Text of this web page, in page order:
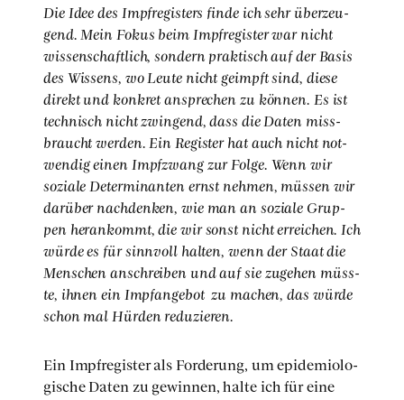
Die Idee des Impf­re­gis­ters fin­de ich sehr über­zeu­
gend. Mein Fokus beim Impf­re­gis­ter war nicht
wis­sen­schaft­lich, son­dern prak­tisch auf der Basis
des Wis­sens, wo Leu­te nicht geimpft sind, die­se
direkt und kon­kret anspre­chen zu kön­nen. Es ist
tech­nisch nicht zwin­gend, dass die Daten miss­
braucht wer­den. Ein Regis­ter hat auch nicht not­
wen­dig einen Impf­zwang zur Fol­ge. Wenn wir
sozia­le Deter­mi­nan­ten ernst neh­men, müs­sen wir
dar­über nach­den­ken, wie man an sozia­le Grup­
pen her­an­kommt, die wir sonst nicht errei­chen. Ich
wür­de es für sinn­voll hal­ten, wenn der Staat die
Men­schen anschrei­ben und auf sie zuge­hen müss­
te, ihnen ein Impf­an­ge­bot zu machen, das wür­de
schon mal Hür­den redu­zie­ren.
Ein Impf­re­gis­ter als For­de­rung, um epi­de­mio­lo­
gi­sche Daten zu gewin­nen, hal­te ich für eine